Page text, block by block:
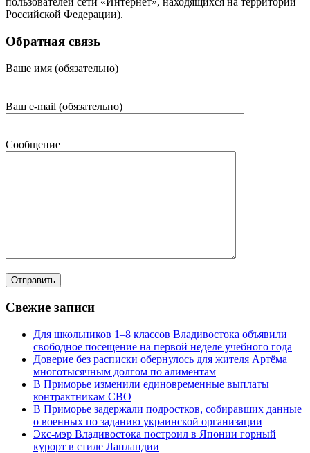
Российской Федерации).
Обратная связь
Ваше имя (обязательно)
Ваш e-mail (обязательно)
Сообщение
Свежие записи
Для школьников 1–8 классов Владивостока объявили
свободное посещение на первой неделе учебного года
Доверие без расписки обернулось для жителя Артёма
многотысячным долгом по алиментам
В Приморье изменили единовременные выплаты
контрактникам СВО
В Приморье задержали подростков, собиравших данные
о военных по заданию украинской организации
Экс-мэр Владивостока построил в Японии горный
курорт в стиле Лапландии